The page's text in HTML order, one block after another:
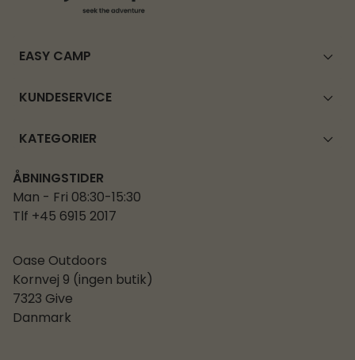
EASY CAMP
KUNDESERVICE
KATEGORIER
ÅBNINGSTIDER
Man - Fri 08:30-15:30
Tlf +45 6915 2017
Oase Outdoors
Kornvej 9 (ingen butik)
7323 Give
Danmark